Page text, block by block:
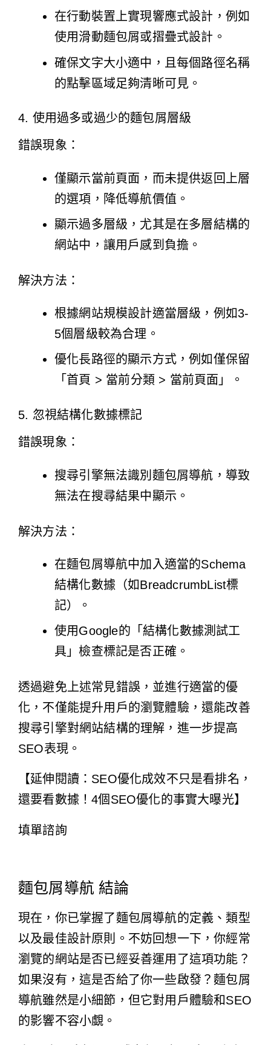
在行動裝置上實現響應式設計，例如
使用滑動麵包屑或摺疊式設計。
確保文字大小適中，且每個路徑名稱
的點擊區域足夠清晰可見。
4. 使用過多或過少的麵包屑層級
錯誤現象：
僅顯示當前頁面，而未提供返回上層
的選項，降低導航價值。
顯示過多層級，尤其是在多層結構的
網站中，讓用戶感到負擔。
解決方法：
根據網站規模設計適當層級，例如3-
5個層級較為合理。
優化長路徑的顯示方式，例如僅保留
「首頁 > 當前分類 > 當前頁面」。
5. 忽視結構化數據標記
錯誤現象：
搜尋引擎無法識別麵包屑導航，導致
無法在搜尋結果中顯示。
解決方法：
在麵包屑導航中加入適當的Schema
結構化數據（如BreadcrumbList標
記）。
使用Google的「結構化數據測試工
具」檢查標記是否正確。
透過避免上述常見錯誤，並進行適當的優
化，不僅能提升用戶的瀏覽體驗，還能改善
搜尋引擎對網站結構的理解，進一步提高
SEO表現。
【延伸閱讀：SEO優化成效不只是看排名，
還要看數據！4個SEO優化的事實大曝光】
填單諮詢
麵包屑導航 結論
現在，你已掌握了麵包屑導航的定義、類型
以及最佳設計原則。不妨回想一下，你經常
瀏覽的網站是否已經妥善運用了這項功能？
如果沒有，這是否給了你一些啟發？麵包屑
導航雖然是小細節，但它對用戶體驗和SEO
的影響不容小覷。